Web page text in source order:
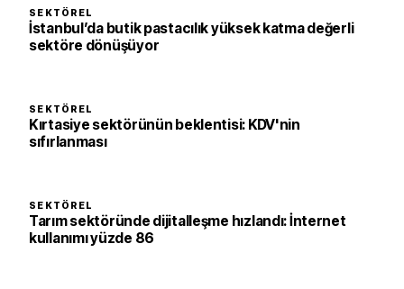
SEKTÖREL
İstanbul’da butik pastacılık yüksek katma değerli
sektöre dönüşüyor
SEKTÖREL
Kırtasiye sektörünün beklentisi: KDV'nin
sıfırlanması
SEKTÖREL
Tarım sektöründe dijitalleşme hızlandı: İnternet
kullanımı yüzde 86